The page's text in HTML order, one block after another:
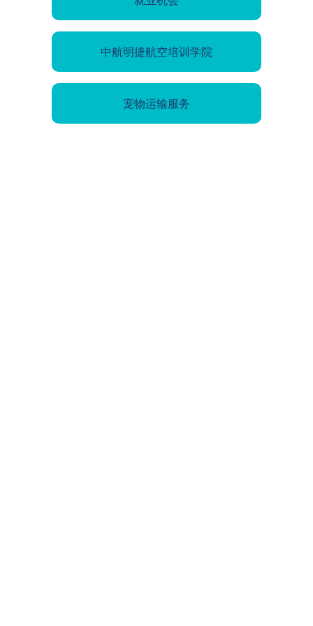
中航明捷航空培训学院
宠物运输服务